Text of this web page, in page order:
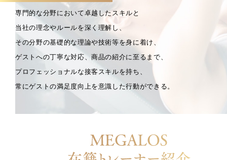
専門的な分野において卓越したスキルと
当社の理念やルールを深く理解し、
その分野の基礎的な理論や技術等を身に着け、
ゲストへの丁寧な対応、商品の紹介に至るまで、
プロフェッショナルな接客スキルを持ち、
常にゲストの満足度向上を意識した行動ができる。